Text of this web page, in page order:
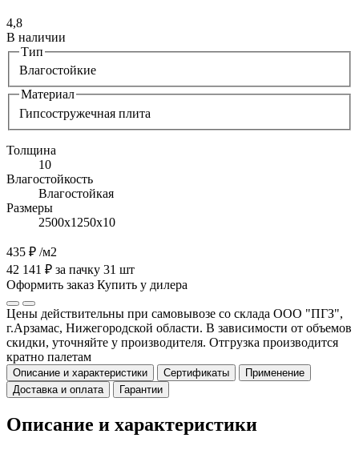
4,8
В наличии
Тип
Влагостойкие
Материал
Гипсостружечная плита
Толщина
10
Влагостойкость
Влагостойкая
Размеры
2500х1250х10
435 ₽ /м2
42 141 ₽ за пачку 31 шт
Оформить заказ Купить у дилера
Цены действительны при самовывозе со склада ООО "ПГЗ",
г.Арзамас, Нижегородской области. В зависимости от объемов
скидки, уточняйте у производителя. Отгрузка производится
кратно палетам
Описание и характеристики Сертификаты
Применение
Доставка и оплата
Гарантии
Описание и характеристики